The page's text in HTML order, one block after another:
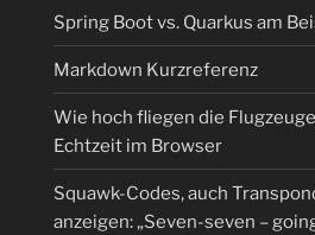
Spring Boot vs. Quarkus am
Markdown Kurzreferenz
Wie hoch fliegen die
Echtzeit im Browser
Squawk-Codes, auch
anzeigen: „Seven-seven –